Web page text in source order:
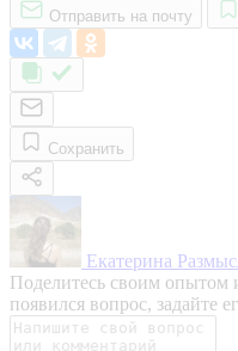
Отправить на почту
Сохранить
Екатерина
Поделитесь своим опытом
появился вопрос, задайте